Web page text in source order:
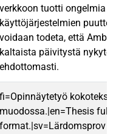
verkkoon tuotti ongelmia
käyttöjärjestelmien
voidaan todeta, että
kaltaista päivitystä
ehdottomasti.
fi=Opinnäytetyö
muodossa.|en=Thesis
format.|sv=Lärdomsprov